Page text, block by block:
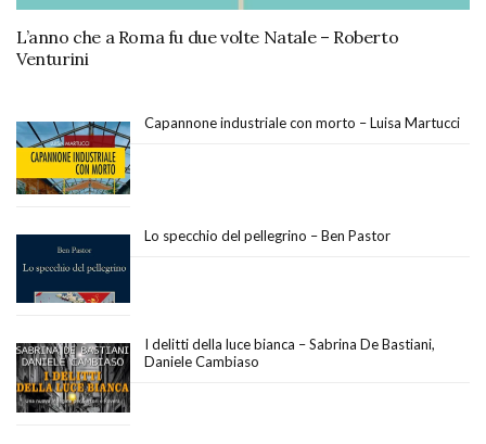
L’anno che a Roma fu due volte Natale – Roberto
Venturini
Capannone industriale con morto – Luisa Martucci
Lo specchio del pellegrino – Ben Pastor
I delitti della luce bianca – Sabrina De Bastiani,
Daniele Cambiaso